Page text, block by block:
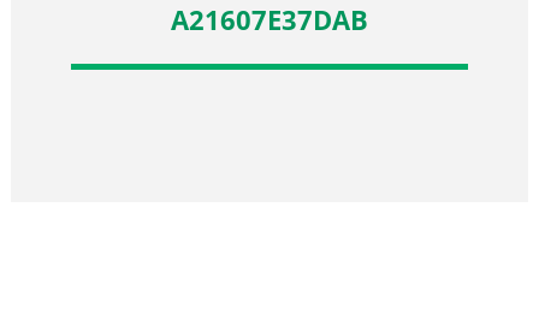
A21607E37DAB